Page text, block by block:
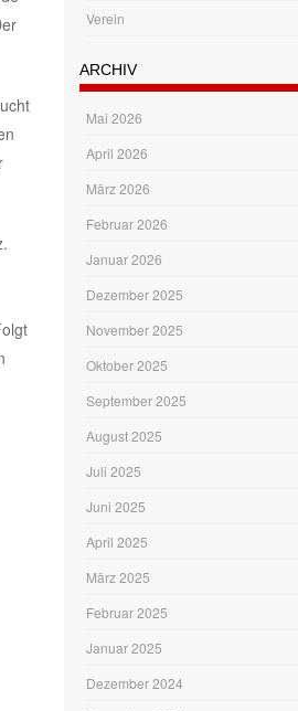
Verein
ARCHIV
Mai 2026
April 2026
März 2026
Februar 2026
Januar 2026
Dezember 2025
November 2025
Oktober 2025
September 2025
August 2025
Juli 2025
Juni 2025
April 2025
März 2025
Februar 2025
Januar 2025
Dezember 2024